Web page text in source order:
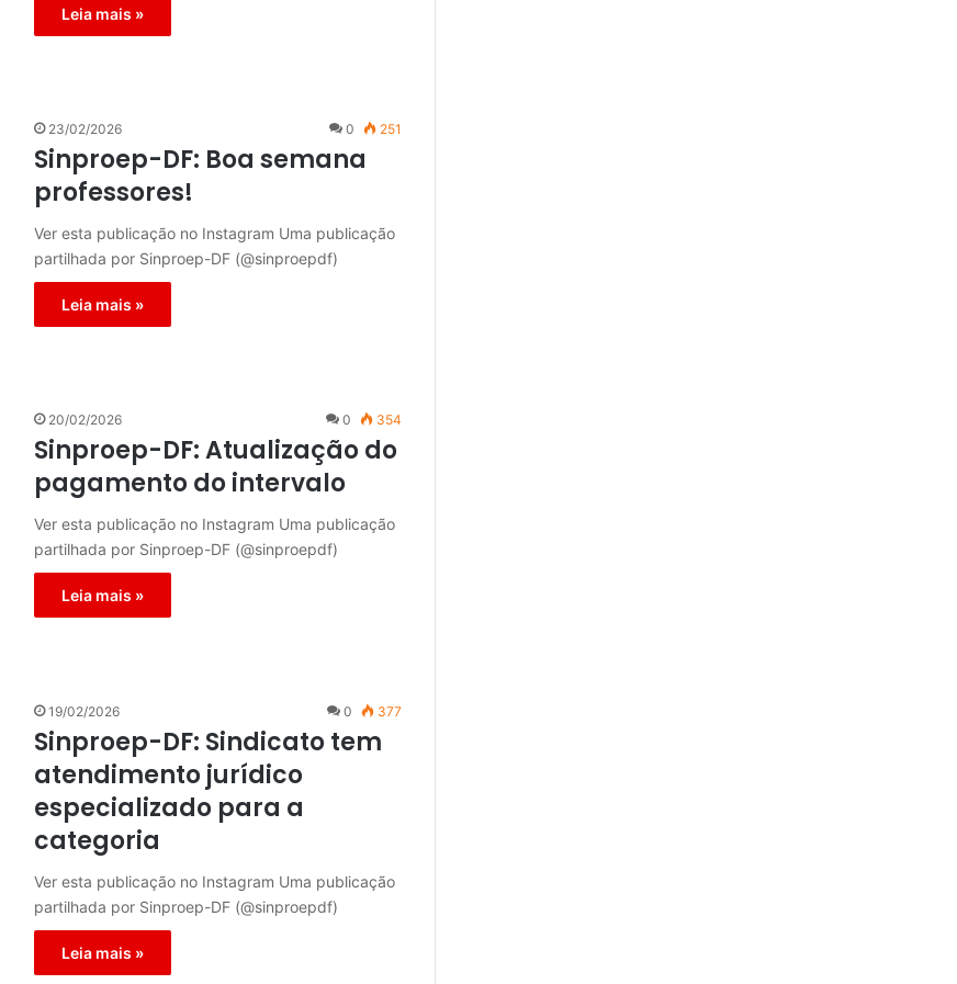
Leia mais »
23/02/2026 0 251
Sinproep-DF: Boa semana
professores!
Ver esta publicação no Instagram Uma publicação
partilhada por Sinproep-DF (@sinproepdf)
Leia mais »
20/02/2026 0 354
Sinproep-DF: Atualização do
pagamento do intervalo
Ver esta publicação no Instagram Uma publicação
partilhada por Sinproep-DF (@sinproepdf)
Leia mais »
19/02/2026 0 377
Sinproep-DF: Sindicato tem
atendimento jurídico
especializado para a
categoria
Ver esta publicação no Instagram Uma publicação
partilhada por Sinproep-DF (@sinproepdf)
Leia mais »